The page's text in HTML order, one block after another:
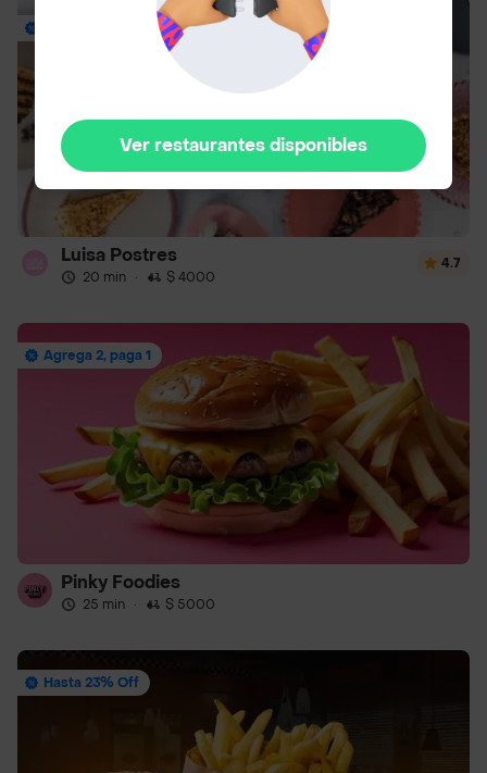
Luisa Postres
20 min · $ 4000
4.7
Agrega 2, paga 1
Pinky Foodies
25 min · $ 5000
Hasta 23% Off
Ver restaurantes disponibles